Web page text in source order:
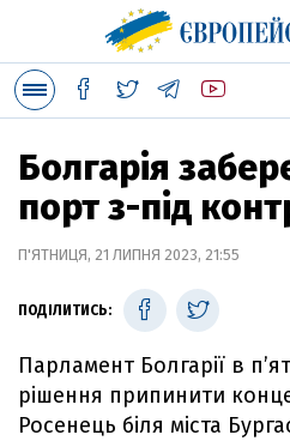
Болгарія
порт з-під
П'ЯТНИЦЯ, 21 ЛИПНЯ 2023, 21:55
ПОДІЛИТИСЬ:
Парламент Болгарії в
рішення припинити
Росенець біля міста